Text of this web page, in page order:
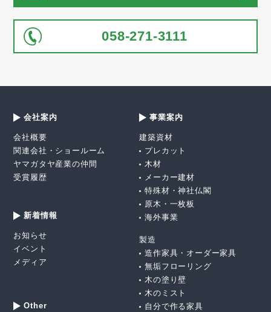
058-271-3111
会社案内
会社概要
関連会社・ショールーム
ヤマガタヤ産業の仲間
受賞履歴
新着情報
お知らせ
イベント
メディア
事業案内
建築資材
プレカット
木材
メーカー建材
特殊材・神社仏閣
原木・一枚板
海外事業
製造
造作家具・オーダー家具
無垢フローリング
木の塗り壁
木のミスト
自分で作る家具
Other